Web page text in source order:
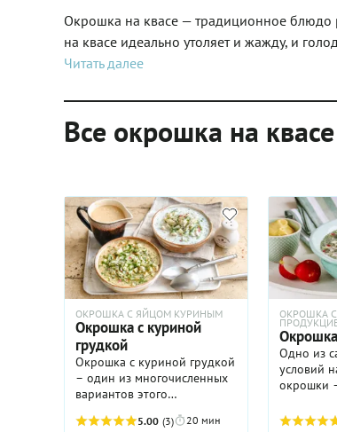
Окрошка на квасе — традиционное блюдо
на квасе идеально утоляет и жажду, и
Читать далее
Все окрошка на квасе
ОКРОШКА С ЯЙЦОМ КУРИНЫМ
Окрошка с куриной
грудкой
Окрошка с куриной грудкой
– один из многочисленных
вариантов этого
супа, без которого сложно
5.00 (3) 20 мин
ОКРОШКА
Одно из
условий
окрошки